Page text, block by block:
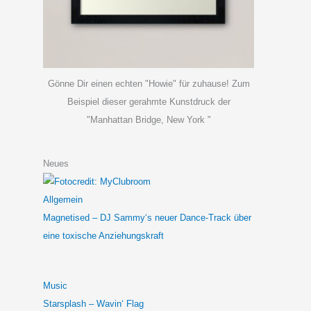
Gönne Dir einen echten "Howie" für zuhause! Zum
Beispiel dieser gerahmte Kunstdruck der
"Manhattan Bridge, New York "
Neues
Allgemein
Magnetised – DJ Sammy‘s neuer Dance-Track über
eine toxische Anziehungskraft
Music
Starsplash – Wavin‘ Flag